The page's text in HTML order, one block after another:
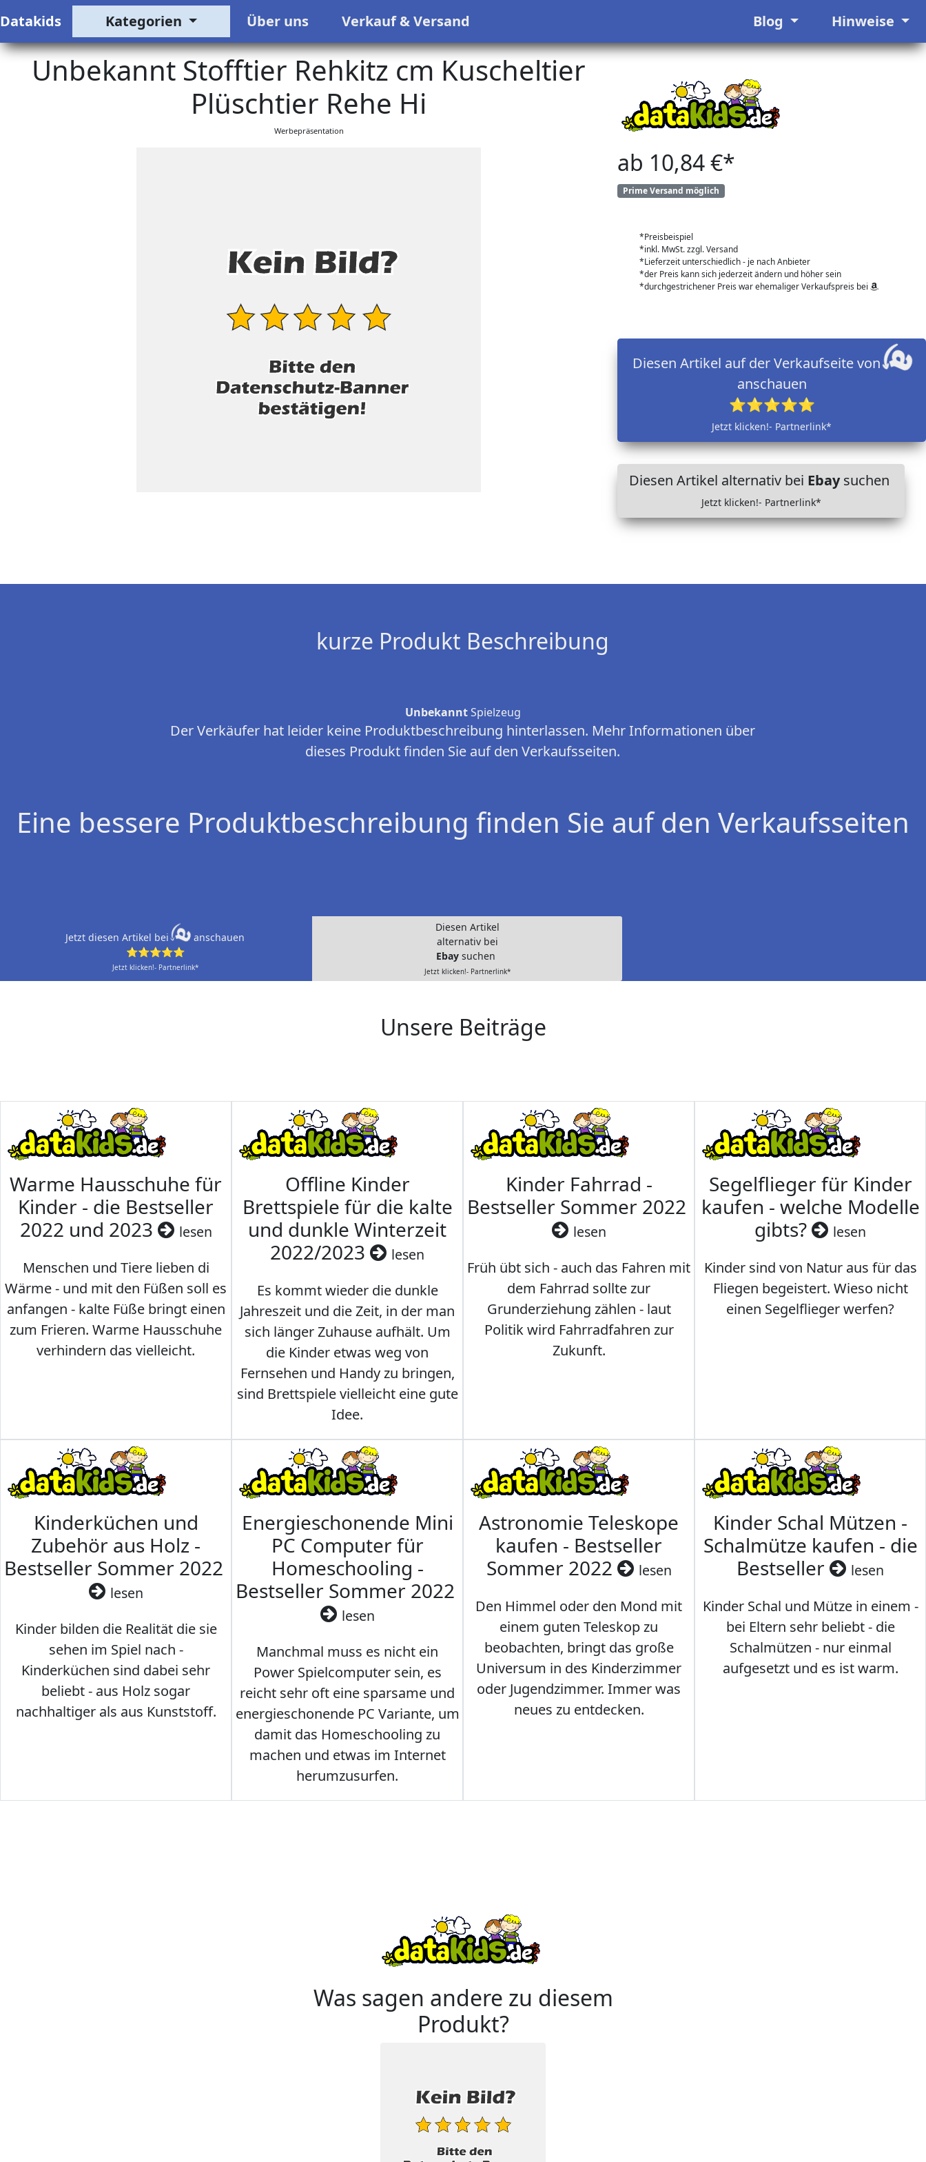
Datakids Kategorien Über uns Verkauf & Versand Blog Hinweise
Unbekannt Stofftier Rehkitz cm Kuscheltier
Plüschtier Rehe Hi
Werbepräsentation
ab 10,84 €*
Prime Versand möglich
*Preisbeispiel
*inkl. MwSt. zzgl. Versand
*Lieferzeit unterschiedlich - je nach Anbieter
*der Preis kann sich jederzeit ändern und höher sein
*durchgestrichener Preis war ehemaliger Verkaufspreis bei
Diesen Artikel auf der Verkaufseite von
anschauen
⭐⭐⭐⭐⭐
Jetzt klicken!- Partnerlink*
Diesen Artikel alternativ bei Ebaysuchen
Jetzt klicken!- Partnerlink*
kurze Produkt Beschreibung
UnbekanntSpielzeug
Der Verkäufer hat leider keine Produktbeschreibung hinterlassen. Mehr Informationen über
dieses Produkt finden Sie auf den Verkaufsseiten.
Eine bessere Produktbeschreibung finden Sie auf den Verkaufsseiten
Jetzt diesen Artikel bei
anschauen
⭐⭐⭐⭐⭐
Jetzt klicken!- Partnerlink*
Diesen Artikel
alternativ bei
Ebay suchen
Jetzt klicken!- Partnerlink*
Unsere Beiträge
Warme Hausschuhe für
Kinder - die Bestseller
2022 und 2023
lesen
Menschen und Tiere lieben di
Wärme - und mit den Füßen soll es
anfangen - kalte Füße bringt einen
zum Frieren. Warme Hausschuhe
verhindern das vielleicht.
Offline Kinder
Brettspiele für die kalte
und dunkle Winterzeit
2022/2023
lesen
Es kommt wieder die dunkle
Jahreszeit und die Zeit, in der man
sich länger Zuhause aufhält. Um
die Kinder etwas weg von
Fernsehen und Handy zu bringen,
sind Brettspiele vielleicht eine gute
Idee.
Kinder Fahrrad -
Bestseller Sommer 2022
lesen
Früh übt sich - auch das Fahren mit
dem Fahrrad sollte zur
Grunderziehung zählen - laut
Politik wird Fahrradfahren zur
Zukunft.
Segelflieger für Kinder
kaufen - welche Modelle
gibts?
lesen
Kinder sind von Natur aus für das
Fliegen begeistert. Wieso nicht
einen Segelflieger werfen?
Kinderküchen und
Zubehör aus Holz -
Bestseller Sommer 2022
lesen
Kinder bilden die Realität die sie
sehen im Spiel nach -
Kinderküchen sind dabei sehr
beliebt - aus Holz sogar
nachhaltiger als aus Kunststoff.
Energieschonende Mini
PC Computer für
Homeschooling -
Bestseller Sommer 2022
lesen
Manchmal muss es nicht ein
Power Spielcomputer sein, es
reicht sehr oft eine sparsame und
energieschonende PC Variante, um
damit das Homeschooling zu
machen und etwas im Internet
herumzusurfen.
Astronomie Teleskope
kaufen - Bestseller
Sommer 2022
lesen
Den Himmel oder den Mond mit
einem guten Teleskop zu
beobachten, bringt das große
Universum in des Kinderzimmer
oder Jugendzimmer. Immer was
neues zu entdecken.
Kinder Schal Mützen -
Schalmütze kaufen - die
Bestseller
lesen
Kinder Schal und Mütze in einem -
bei Eltern sehr beliebt - die
Schalmützen - nur einmal
aufgesetzt und es ist warm.
Was sagen andere zu diesem
Produkt?